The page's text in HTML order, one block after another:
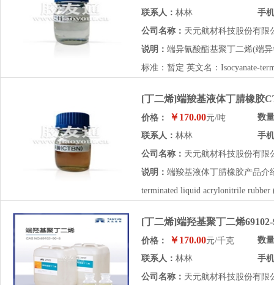
联系人： 林林
手
公司名称： 天元航材科技股份有限
说明： 端异氰酸酯基聚丁二烯(端
标准：暂定 英文名：Isocyanate-
[丁二烯]端羧基液体丁腈橡胶
价格： ￥170.00元/吨
数
联系人： 林林
手
公司名称： 天元航材科技股份有限
说明： 端羧基液体丁腈橡胶产品介
terminated liquid acrylonitrile
[丁二烯]端羟基聚丁二烯
价格： ￥170.00元/千克
数
联系人： 林林
手
公司名称： 天元航材科技股份有限